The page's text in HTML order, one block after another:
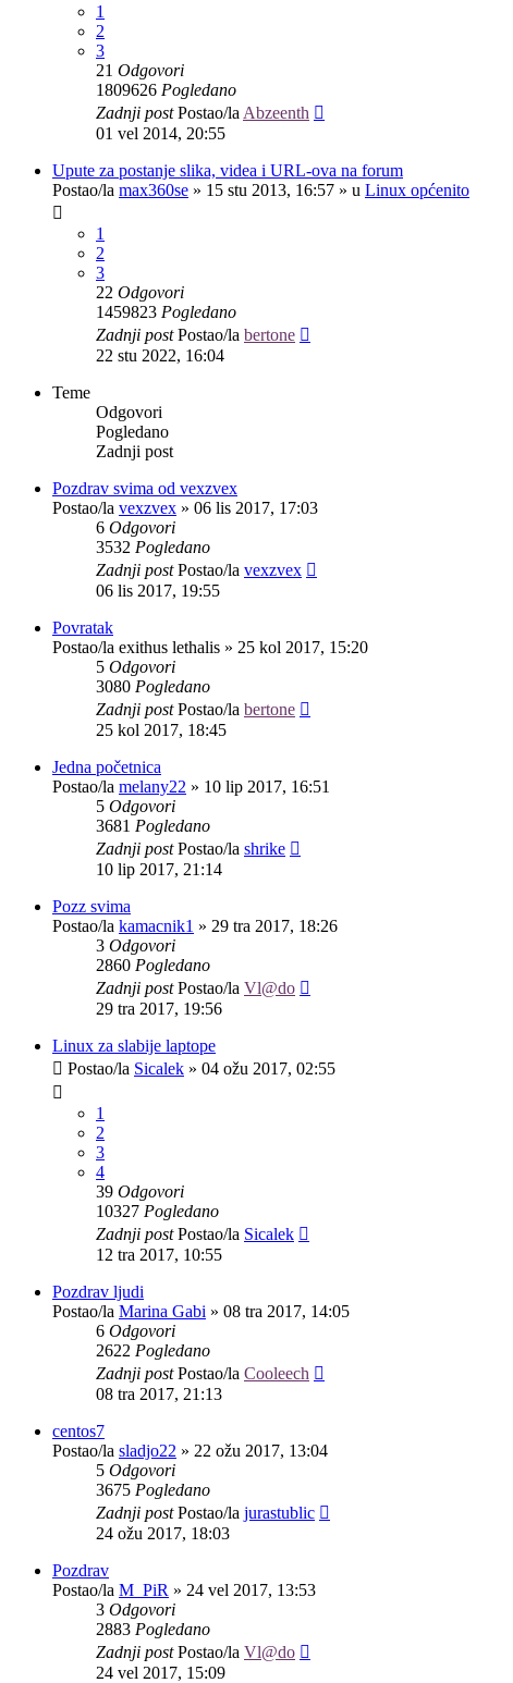
1
2
3
21 Odgovori
1809626 Pogledano
Zadnji postPostao/la Abzeenth
01 vel 2014, 20:55
Upute za postanje slika, videa i URL-ova na forum
Postao/la max360se » 15 stu 2013, 16:57 » u Linux općenito
1
2
3
22 Odgovori
1459823 Pogledano
Zadnji postPostao/la bertone
22 stu 2022, 16:04
Teme
Odgovori
Pogledano
Zadnji post
Pozdrav svima od vexzvex
Postao/la vexzvex » 06 lis 2017, 17:03
6 Odgovori
3532 Pogledano
Zadnji postPostao/la vexzvex
06 lis 2017, 19:55
Povratak
Postao/la exithus lethalis » 25 kol 2017, 15:20
5 Odgovori
3080 Pogledano
Zadnji postPostao/la bertone
25 kol 2017, 18:45
Jedna početnica
Postao/la melany22 » 10 lip 2017, 16:51
5 Odgovori
3681 Pogledano
Zadnji postPostao/la shrike
10 lip 2017, 21:14
Pozz svima
Postao/la kamacnik1 » 29 tra 2017, 18:26
3 Odgovori
2860 Pogledano
Zadnji postPostao/la Vl@do
29 tra 2017, 19:56
Linux za slabije laptope
Postao/la Sicalek » 04 ožu 2017, 02:55
1
2
3
4
39 Odgovori
10327 Pogledano
Zadnji postPostao/la Sicalek
12 tra 2017, 10:55
Pozdrav ljudi
Postao/la Marina Gabi » 08 tra 2017, 14:05
6 Odgovori
2622 Pogledano
Zadnji postPostao/la Cooleech
08 tra 2017, 21:13
centos7
Postao/la sladjo22 » 22 ožu 2017, 13:04
5 Odgovori
3675 Pogledano
Zadnji postPostao/la jurastublic
24 ožu 2017, 18:03
Pozdrav
Postao/la M_PiR » 24 vel 2017, 13:53
3 Odgovori
2883 Pogledano
Zadnji postPostao/la Vl@do
24 vel 2017, 15:09